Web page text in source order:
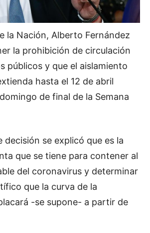
la Nación, Alberto Fernández
la prohibición de circulación
públicos y que el aislamiento
hasta el 12 de abril
de final de la Semana
decisión se explicó que es la
que se tiene para contener al
del coronavirus y determinar
que la curva de la
-se supone- a partir de